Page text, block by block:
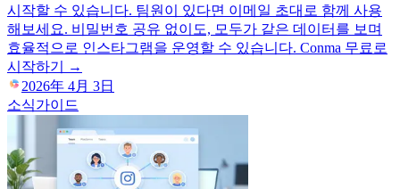
시작할 수 있습니다. 팀원이 있다면 이메일 초대로 함께 사용
해보세요. 비밀번호 공유 없이도, 모두가 같은 데이터를 보며
효율적으로 인스타그램을 운영할 수 있습니다. Conma 무료로
시작하기 →
2026年 4月 3日
소식가이드